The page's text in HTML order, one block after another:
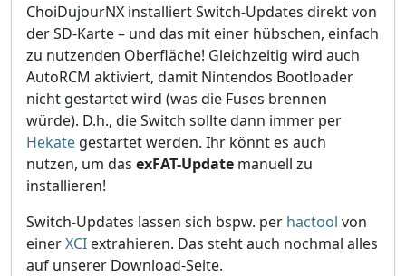
ChoiDujourNX installiert Switch-Updates direkt von
der SD-Karte – und das mit einer hübschen, einfach
zu nutzenden Oberfläche! Gleichzeitig wird auch
AutoRCM aktiviert, damit Nintendos Bootloader
nicht gestartet wird (was die Fuses brennen
würde). D.h., die Switch sollte dann immer per
Hekate gestartet werden. Ihr könnt es auch
nutzen, um das exFAT-Update manuell zu
installieren!
Switch-Updates lassen sich bspw. per hactool von
einerXCI extrahieren. Das steht auch nochmal alles
auf unserer Download-Seite.